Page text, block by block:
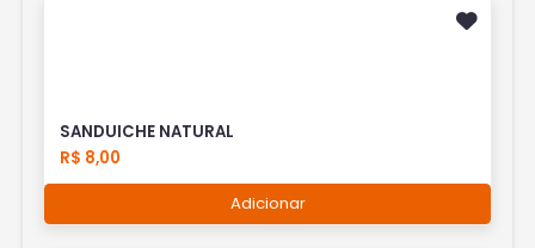
SANDUICHE NATURAL
R$ 8,00
Adicionar